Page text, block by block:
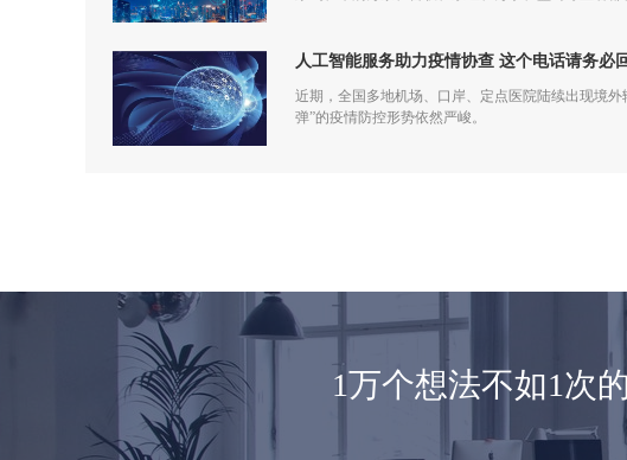
人工智能服务助力疫情协查 这个电话请务必
近期，全国多地机场、口岸、定点医院陆续出现境
弹”的疫情防控形势依然严峻。
1万个想法不如1次